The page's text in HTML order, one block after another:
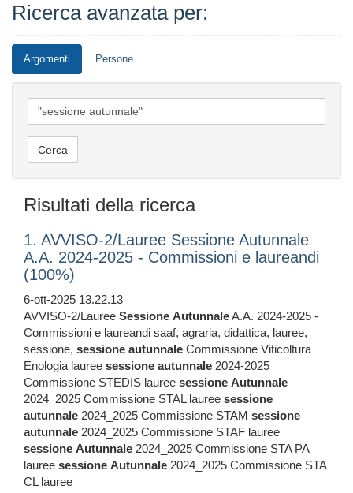
Ricerca avanzata per:
Argomenti Persone
Risultati della ricerca
1. AVVISO-2/Lauree Sessione Autunnale
A.A. 2024-2025 - Commissioni e laureandi
(100%)
6-ott-2025 13.22.13
AVVISO-2/Lauree Sessione AutunnaleA.A. 2024-2025 -
Commissioni e laureandi saaf, agraria, didattica, lauree,
sessione, sessione autunnale Commissione Viticoltura
Enologia lauree sessione autunnale 2024-2025
Commissione STEDIS lauree sessione Autunnale
2024_2025 Commissione STAL lauree sessione
autunnale 2024_2025 Commissione STAM sessione
autunnale 2024_2025 Commissione STAF lauree
sessione Autunnale 2024_2025 Commissione STA PA
lauree sessione Autunnale 2024_2025 Commissione STA
CL lauree